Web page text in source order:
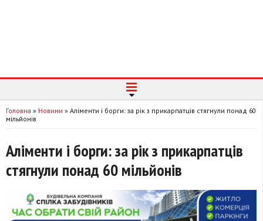
Головна » Новини » Аліменти і борги: за рік з прикарпатців стягнули понад 60
мільйонів
Аліменти і борги: за рік з прикарпатців
стягнули понад 60 мільйонів